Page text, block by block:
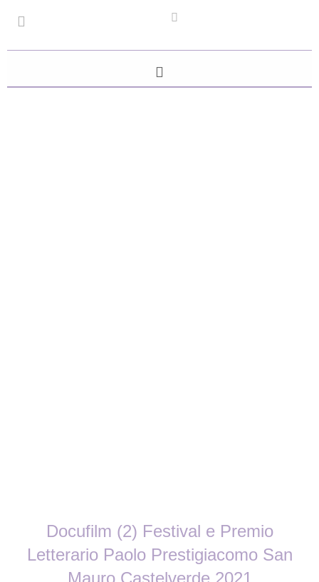
Docufilm (2) Festival e Premio
Letterario Paolo Prestigiacomo San